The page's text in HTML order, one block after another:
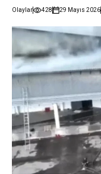
Olaylar 428 29 Mayıs 2026